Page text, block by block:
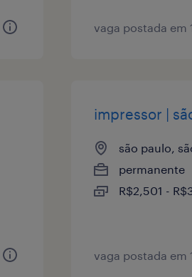
vaga postada em
impressor |
são paulo,
permanente
R$2,501 -
vaga postada em